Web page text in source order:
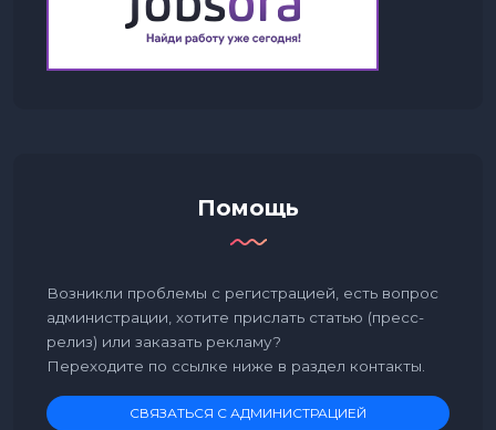
Помощь
Возникли проблемы с регистрацией, есть вопрос
администрации, хотите прислать статью (пресс-
релиз) или заказать рекламу?
Переходите по ссылке ниже в раздел контакты.
СВЯЗАТЬСЯ С АДМИНИСТРАЦИЕЙ